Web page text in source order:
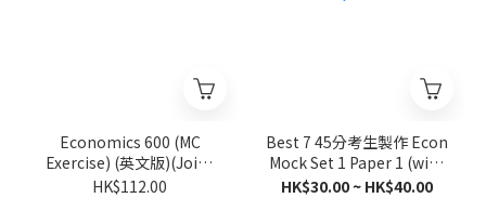
Economics 600 (MC
Exercise) (英文版)(Joint
Us)
HK$112.00
Best 7 45分考生製作 Econ
Mock Set 1 Paper 1 (with
Marking Scheme and Full
HK$30.00 ~ HK$40.00